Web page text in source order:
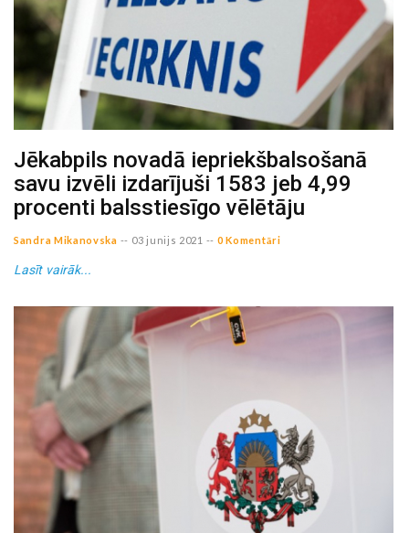
Jēkabpils novadā iepriekšbalsošanā
savu izvēli izdarījuši 1583 jeb 4,99
procenti balsstiesīgo vēlētāju
Sandra Mikanovska -- 03 junijs 2021 -- 0 Komentāri
Lasīt vairāk...